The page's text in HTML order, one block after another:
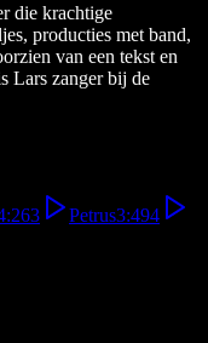
die krachtige
producties met band,
van een tekst en
Lars zanger bij de
3 Petrus3:494